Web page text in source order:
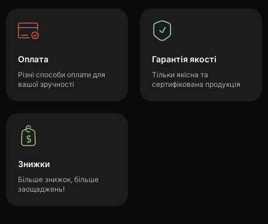
Оплата
Різні способи оплати для
вашої зручності
Гарантія якості
Тільки якісна та
сертифікована продукція
Знижки
Більше знижок, більше
заощаджень!